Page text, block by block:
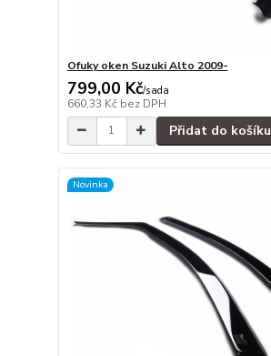
Ofuky oken Suzuki Alto 2009-
799,00 Kč/sada
660,33 Kč bez DPH
Přidat do košíku
Novinka